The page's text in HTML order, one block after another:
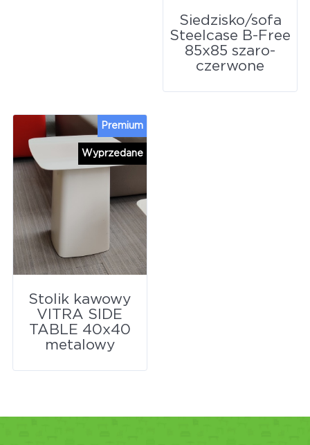
Siedzisko/sofa
Steelcase B-Free
85x85 szaro-
czerwone
Wyprzedane
Premium
Stolik kawowy
VITRA SIDE
TABLE 40x40
metalowy